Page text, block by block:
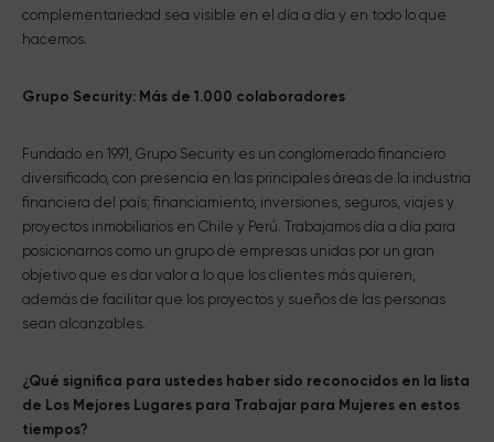
complementariedad sea visible en el día a día y en todo lo que
hacemos.
Grupo Security: Más de 1.000 colaboradores
Fundado en 1991, Grupo Security es un conglomerado financiero
diversificado, con presencia en las principales áreas de la industria
financiera del país; financiamiento, inversiones, seguros, viajes y
proyectos inmobiliarios en Chile y Perú. Trabajamos día a día para
posicionarnos como un grupo de empresas unidas por un gran
objetivo que es dar valor a lo que los clientes más quieren,
además de facilitar que los proyectos y sueños de las personas
sean alcanzables.
¿Qué significa para ustedes haber sido reconocidos en la lista
de Los Mejores Lugares para Trabajar para Mujeres en estos
tiempos?